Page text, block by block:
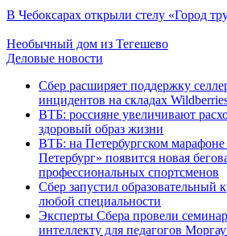
В Чебоксарах открыли стелу «Город
Необычный дом из Тегешево
Деловые новости
Сбер расширяет поддержку
инцидентов на складах
ВТБ: россияне увеличивают
здоровый образ жизни
ВТБ: на Петербургском
Петербург» появится новая
профессиональных спортсменов
Сбер запустил образовательный
любой специальности
Эксперты Сбера провели
интеллекту для педагогов